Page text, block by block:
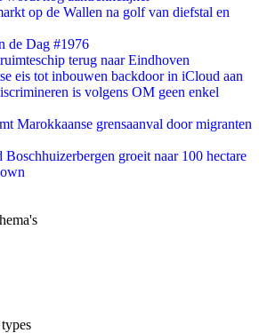
op de Wallen na golf van diefstal en
de Dag #1976
terug naar Eindhoven
eis tot inbouwen backdoor in iCloud aan
is volgens OM geen enkel
Marokkaanse grensaanval door migranten
Boschhuizerbergen groeit naar 100 hectare